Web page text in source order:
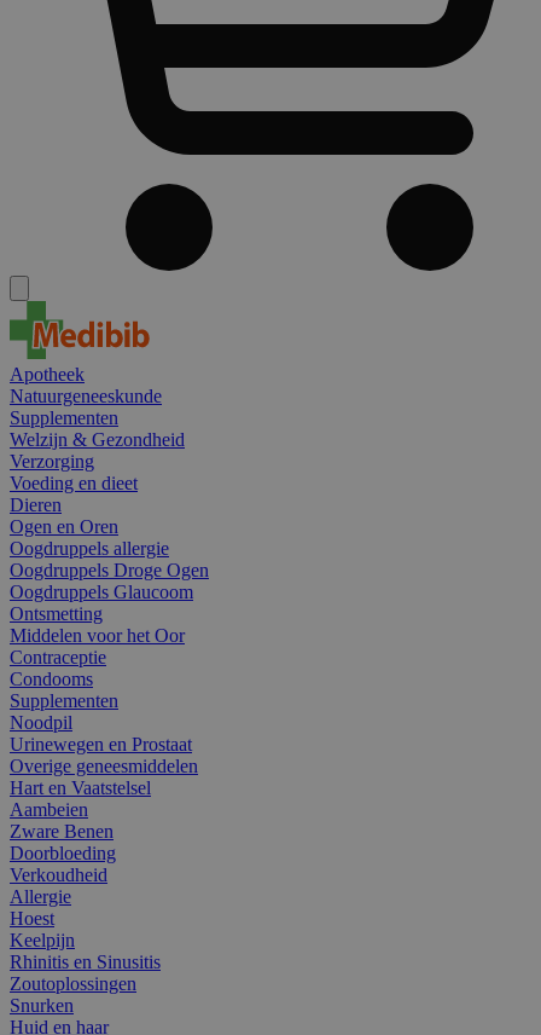
Apotheek
Natuurgeneeskunde
Supplementen
Welzijn & Gezondheid
Verzorging
Voeding en dieet
Dieren
Ogen en Oren
Oogdruppels allergie
Oogdruppels Droge Ogen
Oogdruppels Glaucoom
Ontsmetting
Middelen voor het Oor
Contraceptie
Condooms
Supplementen
Noodpil
Urinewegen en Prostaat
Overige geneesmiddelen
Hart en Vaatstelsel
Aambeien
Zware Benen
Doorbloeding
Verkoudheid
Allergie
Hoest
Keelpijn
Rhinitis en Sinusitis
Zoutoplossingen
Snurken
Huid en haar